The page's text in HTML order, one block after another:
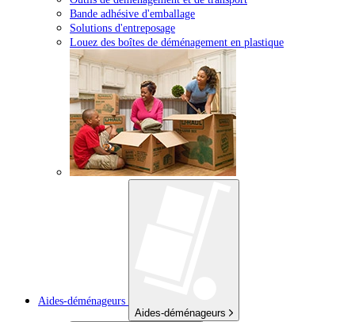
Bande adhésive d'emballage
Solutions d'entreposage
Louez des boîtes de déménagement en plastique
Aides-déménageurs
Aides-déménageurs